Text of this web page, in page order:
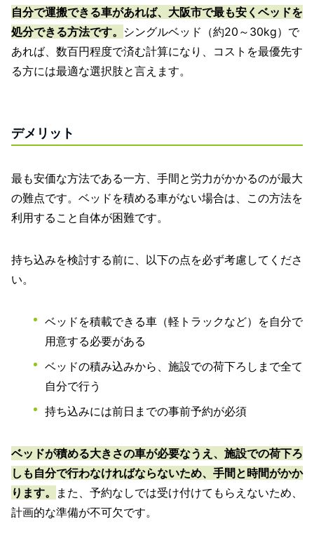
自分で運搬できる車があれば、大阪市で最も安くベッドを
処分できる方法です。 シングルベッド（約20～30kg）で
あれば、数百円程度で済む計算になり、コストを最優先す
る方には最適な選択肢と言えます。
デメリット
最も安価な方法である一方、手間と労力がかかるのが最大
の難点です。ベッドを積める車がない場合は、この方法を
利用すること自体が困難です。
持ち込みを検討する前に、以下の点を必ず考慮してくださ
い。
ベッドを積載できる車（軽トラックなど）を自分で
用意する必要がある
ベッドの積み込みから、施設での荷下ろしまで全て
自分で行う
持ち込みには前日までの事前予約が必須
ベッドが積める大きさの車が必要なうえ、施設での荷下ろ
しも自分で行わなければならないため、手間と時間がかか
ります。
また、予約なしでは受け付けてもらえないため、
計画的な準備が不可欠です。